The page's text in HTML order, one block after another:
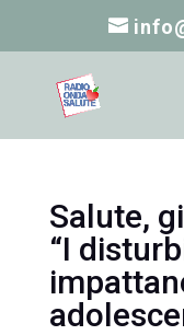
Salute,
“I